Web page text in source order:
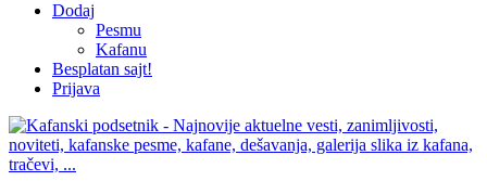
Dodaj
Pesmu
Kafanu
Besplatan sajt!
Prijava